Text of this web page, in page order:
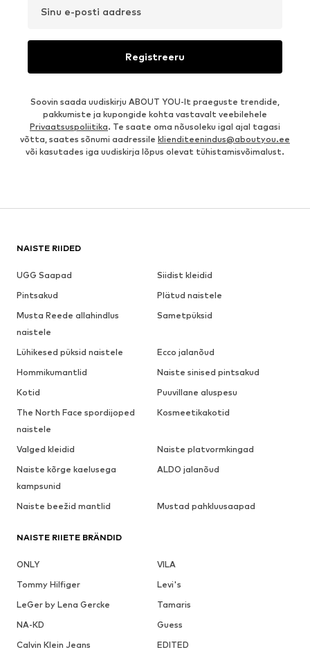
Sinu e-posti aadress
Registreeru
Soovin saada uudiskirju ABOUT YOU-lt praeguste trendide,
pakkumiste ja kupongide kohta vastavalt veebilehele
Privaatsuspoliitika. Te saate oma nõusoleku igal ajal tagasi
võtta, saates sõnumi aadressile klienditeenindus@aboutyou.ee
või kasutades iga uudiskirja lõpus olevat tühistamisvõimalust.
NAISTE RIIDED
UGG Saapad
Siidist kleidid
Pintsakud
Plätud naistele
Musta Reede allahindlus
naistele
Sametpüksid
Lühikesed püksid naistele
Ecco jalanõud
Hommikumantlid
Naiste sinised pintsakud
Kotid
Puuvillane aluspesu
The North Face spordijoped
naistele
Kosmeetikakotid
Valged kleidid
Naiste platvormkingad
Naiste kõrge kaelusega
kampsunid
ALDO jalanõud
Naiste beežid mantlid Mustad pahkluusaapad
NAISTE RIIETE BRÄNDID
ONLY
VILA
Tommy Hilfiger
Levi's
LeGer by Lena Gercke
Tamaris
NA-KD
Guess
Calvin Klein Jeans
EDITED